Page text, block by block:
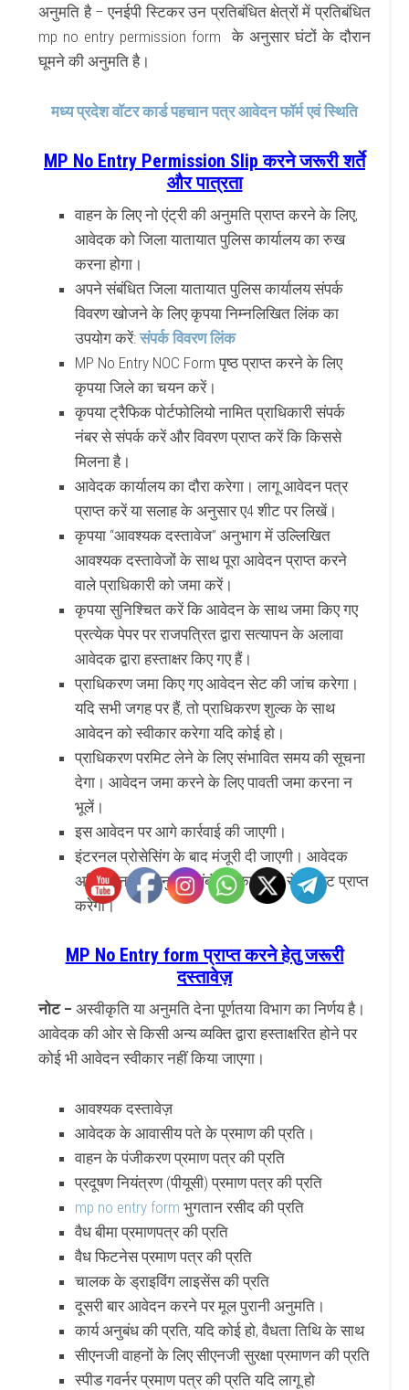
अनुमति है – एनईपी स्टिकर उन प्रतिबंधित क्षेत्रों में प्रतिबंधित
mp no entry permission form के अनुसार घंटों के दौरान
घूमने की अनुमति है।
मध्य प्रदेश वॉटर कार्ड पहचान पत्र आवेदन फॉर्म एवं स्थिति
MP No Entry Permission Slip करने जरूरी शर्ते
और पात्रता
वाहन के लिए नो एंट्री की अनुमति प्राप्त करने के लिए,
आवेदक को जिला यातायात पुलिस कार्यालय का रुख
करना होगा।
अपने संबंधित जिला यातायात पुलिस कार्यालय संपर्क
विवरण खोजने के लिए कृपया निम्नलिखित लिंक का
उपयोग करें:संपर्क विवरण लिंक
MP No Entry NOC Form पृष्ठ प्राप्त करने के लिए
कृपया जिले का चयन करें।
कृपया ट्रैफिक पोर्टफोलियो नामित प्राधिकारी संपर्क
नंबर से संपर्क करें और विवरण प्राप्त करें कि किससे
मिलना है।
आवेदक कार्यालय का दौरा करेगा। लागू आवेदन पत्र
प्राप्त करें या सलाह के अनुसार ए4 शीट पर लिखें।
कृपया “आवश्यक दस्तावेज” अनुभाग में उल्लिखित
आवश्यक दस्तावेजों के साथ पूरा आवेदन प्राप्त करने
वाले प्राधिकारी को जमा करें।
कृपया सुनिश्चित करें कि आवेदन के साथ जमा किए गए
प्रत्येक पेपर पर राजपत्रित द्वारा सत्यापन के अलावा
आवेदक द्वारा हस्ताक्षर किए गए हैं।
प्राधिकरण जमा किए गए आवेदन सेट की जांच करेगा।
यदि सभी जगह पर हैं, तो प्राधिकरण शुल्क के साथ
आवेदन को स्वीकार करेगा यदि कोई हो।
प्राधिकरण परमिट लेने के लिए संभावित समय की सूचना
देगा। आवेदन जमा करने के लिए पावती जमा करना न
भूलें।
इस आवेदन पर आगे कार्रवाई की जाएगी।
इंटरनल प्रोसेसिंग के बाद मंजूरी दी जाएगी। आवेदक
अधिसूचना के अनुसार संबंधित कार्यालय से परमिट प्राप्त
करेगा।
MP No Entry form प्राप्त करने हेतु जरूरी
दस्तावेज़
नोट – अस्वीकृति या अनुमति देना पूर्णतया विभाग का निर्णय है।
आवेदक की ओर से किसी अन्य व्यक्ति द्वारा हस्ताक्षरित होने पर
कोई भी आवेदन स्वीकार नहीं किया जाएगा।
आवश्यक दस्तावेज़
आवेदक के आवासीय पते के प्रमाण की प्रति।
वाहन के पंजीकरण प्रमाण पत्र की प्रति
प्रदूषण नियंत्रण (पीयूसी) प्रमाण पत्र की प्रति
mp no entry form भुगतान रसीद की प्रति
वैध बीमा प्रमाणपत्र की प्रति
वैध फिटनेस प्रमाण पत्र की प्रति
चालक के ड्राइविंग लाइसेंस की प्रति
दूसरी बार आवेदन करने पर मूल पुरानी अनुमति।
कार्य अनुबंध की प्रति, यदि कोई हो, वैधता तिथि के साथ
सीएनजी वाहनों के लिए सीएनजी सुरक्षा प्रमाणन की प्रति
स्पीड गवर्नर प्रमाण पत्र की प्रति यदि लागू हो